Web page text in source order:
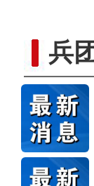
兵